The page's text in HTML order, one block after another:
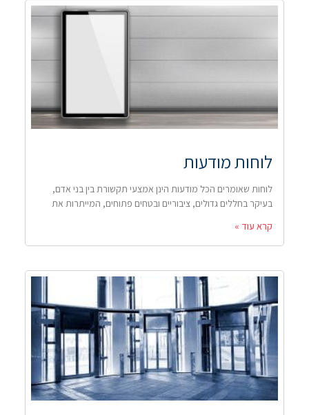
לוחות מודעות
לוחות שאומרים הכל מודעות הינן אמצעי תקשורת בין בני אדם,
בעיקר בחללים גדולים, ציבוריים ובטחים פתוחים, המייתרות את
קרא עוד »